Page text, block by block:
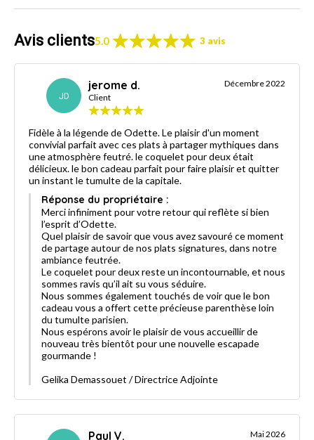
Avis clients5.0 3 avis
JD
jerome d.
Client
Décembre 2022
Fidèle à la légende de Odette. Le plaisir d'un moment
convivial parfait avec ces plats à partager mythiques dans
une atmosphère feutré. le coquelet pour deux était
délicieux. le bon cadeau parfait pour faire plaisir et quitter
un instant le tumulte de la capitale.
Réponse du propriétaire :
Merci infiniment pour votre retour qui reflète si bien
l’esprit d’Odette.
Quel plaisir de savoir que vous avez savouré ce moment
de partage autour de nos plats signatures, dans notre
ambiance feutrée.
Le coquelet pour deux reste un incontournable, et nous
sommes ravis qu’il ait su vous séduire.
Nous sommes également touchés de voir que le bon
cadeau vous a offert cette précieuse parenthèse loin
du tumulte parisien.
Nous espérons avoir le plaisir de vous accueillir de
nouveau très bientôt pour une nouvelle escapade
gourmande !
Gelika Demassouet / Directrice Adjointe
Paul V. Mai 2026